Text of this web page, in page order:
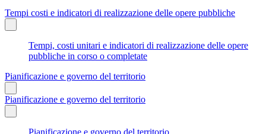
Tempi costi e indicatori di realizzazione delle opere pubbliche
Tempi, costi unitari e indicatori di realizzazione delle opere
pubbliche in corso o completate
Pianificazione e governo del territorio
Pianificazione e governo del territorio
Pianificazione e governo del territorio